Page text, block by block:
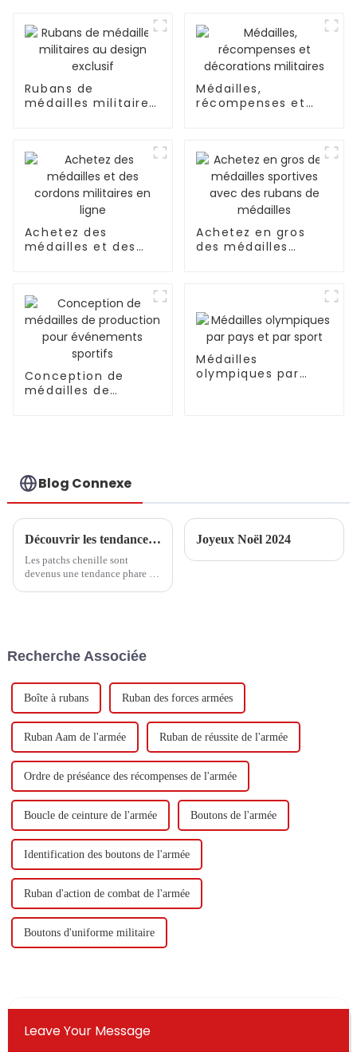
Rubans de
médailles militaires
Médailles,
récompenses et
Achetez des
médailles et des
Achetez en gros
des médailles
Conception de
médailles de
Médailles
olympiques par
Blog Connexe
Découvrir les tendances et les étapes d'achat essentielles des patchs chenille en 2025
Les patchs chenille sont
devenus une tendance phare de
Joyeux Noël 2024
Recherche Associée
Boîte à rubans Ruban des forces armées
Ruban Aam de l'armée Ruban de réussite de l'armée
Ordre de préséance des récompenses de l'armée
Boucle de ceinture de l'armée Boutons de l'armée
Identification des boutons de l'armée
Ruban d'action de combat de l'armée
Boutons d'uniforme militaire
Leave Your Message